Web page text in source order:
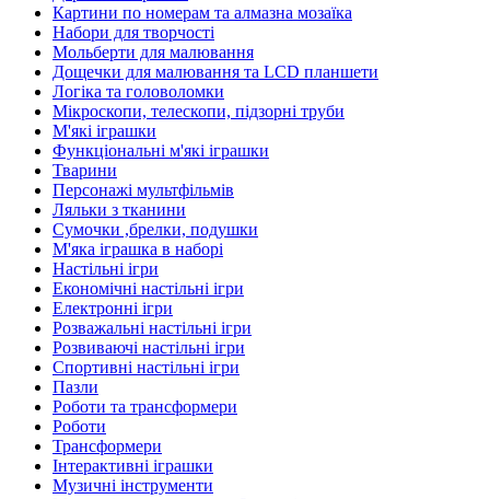
Картини по номерам та алмазна мозаїка
Набори для творчості
Мольберти для малювання
Дощечки для малювання та LCD планшети
Логіка та головоломки
Мікроскопи, телескопи, підзорні труби
М'які іграшки
Функціональні м'які іграшки
Тварини
Персонажі мультфільмів
Ляльки з тканини
Сумочки ,брелки, подушки
М'яка іграшка в наборі
Настільні ігри
Економічні настільні ігри
Електронні ігри
Розважальні настільні ігри
Розвиваючі настільні ігри
Спортивні настільні ігри
Пазли
Роботи та трансформери
Роботи
Трансформери
Інтерактивні іграшки
Музичні інструменти